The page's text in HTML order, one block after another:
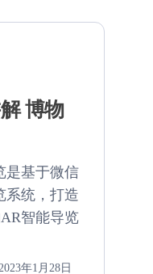
博物
是基于微信
系统，打造
智能导览
年1月28日